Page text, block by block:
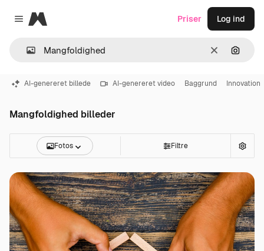
Close menu
Magnific
Klar Søg
Priser Log ind
AI-genereret billede AI-genereret video Baggrund Innovation
Mangfoldighed billeder
Fotos Filtre